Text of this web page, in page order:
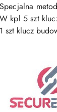
Specjalna
W kpl 5 szt
1 szt klucz